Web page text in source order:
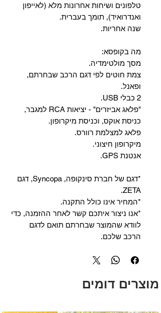
טלפונים ושיחות אחרונות מלא (לאייפון
ואנדרואיד), תומך בעברית.
שנה אחריות.
מה בקופסא:
מסך מולטימדיה.
צמת חוטים לפי דגם הרכב שבחרתם,
ופאנל.
2 כבלי USB.
"פלאג אביזרים" - יציאות RCA למגבר,
כניסת אוקס, וכניסת מיקרופון.
פלאג למצלמת רוורס.
מיקרופון חיצוני.
אנטנת GPS.
*דגם של חברת סינקופה, Syncopa, דגם
ZETA.
*המחיר אינו כולל התקנה.
*אנו ניצור איתכם קשר לאחר ההזמנה, כדי
לוודא שהמוצר שבחרתם תואם לדגם
הרכב שלכם.
מוצרים דומים